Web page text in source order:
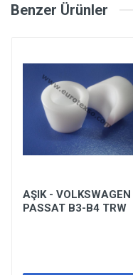
Benzer Ürünler
AŞIK - VOLKSWAGEN
PASSAT B3-B4 TRW